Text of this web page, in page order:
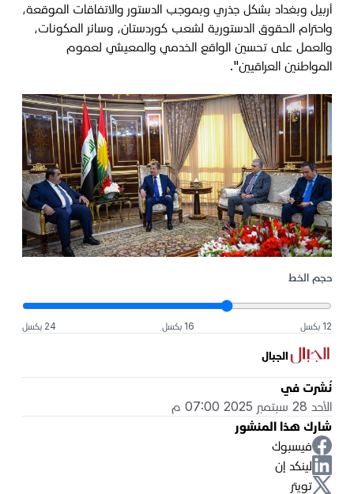
أربيل وبغداد بشكل جذري وبموجب الدستور والاتفاقات الموقعة،
واحترام الحقوق الدستورية لشعب كوردستان، وسائر المكونات،
والعمل على تحسين الواقع الخدمي والمعيشي لعموم
المواطنين العراقيين".
حجم الخط
12 بكسل 16 بكسل 24 بكسل
الجبال
نُشرت في
الأحد 28 سبتمبر 2025 07:00 م
شارك هذا المنشور
فيسبوك
لينكد إن
تويتر